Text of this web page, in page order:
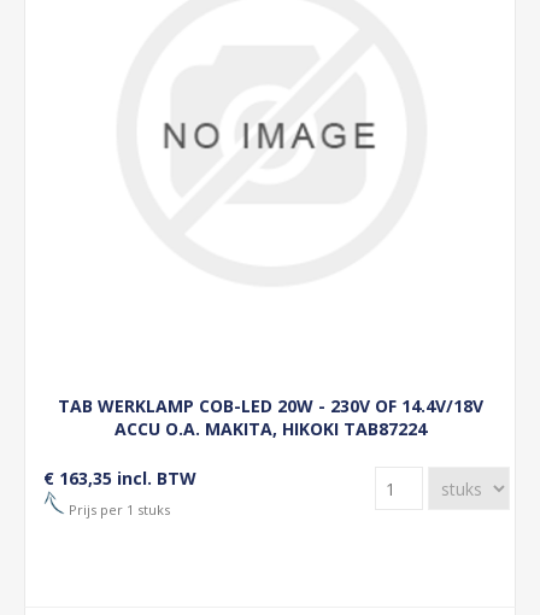
TAB WERKLAMP COB-LED 20W - 230V OF 14.4V/18V
ACCU O.A. MAKITA, HIKOKI TAB87224
€ 163,35 incl. BTW
Prijs per 1 stuks